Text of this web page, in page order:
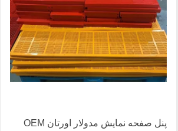
پنل صفحه نمایش مدولار اورتان OEM